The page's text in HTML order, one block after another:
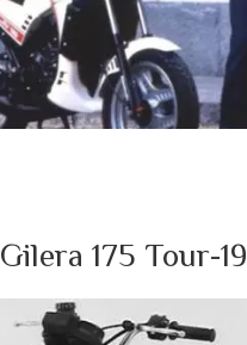
Gilera 175 Tour-